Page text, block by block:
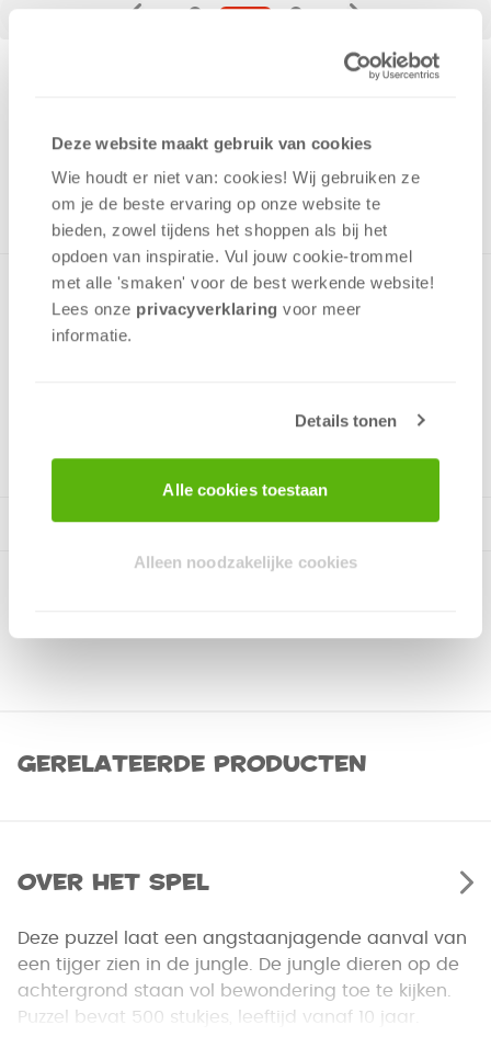
Deze website maakt gebruik van cookies
Wie houdt er niet van: cookies! Wij gebruiken ze
om je de beste ervaring op onze website te
bieden, zowel tijdens het shoppen als bij het
opdoen van inspiratie. Vul jouw cookie-trommel
met alle 'smaken' voor de best werkende website​!
Lees onze privacyverklaring voor meer
informatie.
Details tonen
Alle cookies toestaan
Alleen noodzakelijke cookies
ONTVANG 120 OVERWINNINGSPUNTEN
UIT HET ASSORTIMENT
Deze puzzel laat een aanval van een tijger zien in de jungle.
De jungle dieren op de achtergrond staan vol bewondering
toe te kijken. Puzzel bevat 500 stukjes, leeftijd vanaf 10 jaar.
Gerelateerde producten
Over het spel
Deze puzzel laat een angstaanjagende aanval van
een tijger zien in de jungle. De jungle dieren op de
achtergrond staan vol bewondering toe te kijken.
Puzzel bevat 500 stukjes, leeftijd vanaf 10 jaar.